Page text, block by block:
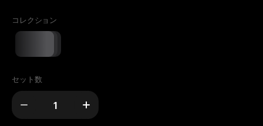
コレクション
セット数